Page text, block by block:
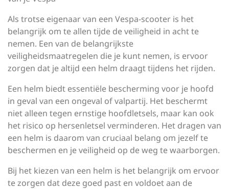
Als trotse eigenaar van een Vespa-scooter is het
belangrijk om te allen tijde de veiligheid in acht te
nemen. Een van de belangrijkste
veiligheidsmaatregelen die je kunt nemen, is ervoor
zorgen dat je altijd een helm draagt tijdens het rijden.
Een helm biedt essentiële bescherming voor je hoofd
in geval van een ongeval of valpartij. Het beschermt
niet alleen tegen ernstige hoofdletsels, maar kan ook
het risico op hersenletsel verminderen. Het dragen van
een helm is daarom van cruciaal belang om jezelf te
beschermen en je veiligheid op de weg te waarborgen.
Bij het kiezen van een helm is het belangrijk om ervoor
te zorgen dat deze goed past en voldoet aan de